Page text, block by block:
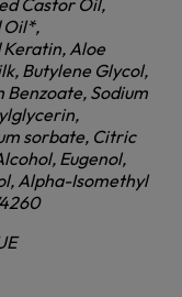
Oil*,
Aloe
Butylene Glycol,
Benzoate, Sodium
sorbate, Citric
Eugenol,
Alpha-Isomethyl